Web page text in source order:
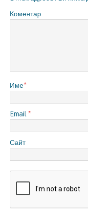
Коментар
Име*
Email *
Сайт